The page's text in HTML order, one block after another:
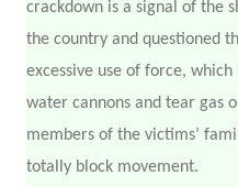
crackdown is a signal of the
the country and questioned
excessive use of force,
water cannons and tear gas
members of the victims’
totally block movement.